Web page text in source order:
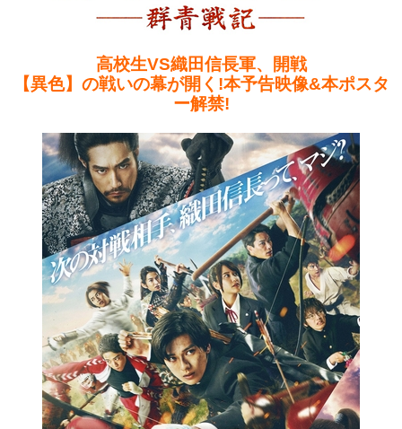
高校生VS織田信長軍、開戦
【異色】の戦いの幕が開く!本予告映像&本ポスタ
ー解禁!